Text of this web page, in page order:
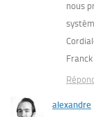
nous
Franck
alexandre